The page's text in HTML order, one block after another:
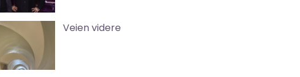
Veien videre